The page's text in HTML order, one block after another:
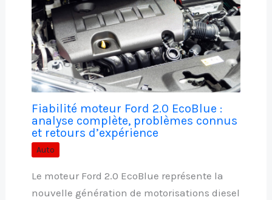
Fiabilité moteur Ford 2.0 EcoBlue :
analyse complète, problèmes connus
et retours d’expérience
Auto
Le moteur Ford 2.0 EcoBlue représente la
nouvelle génération de motorisations diesel